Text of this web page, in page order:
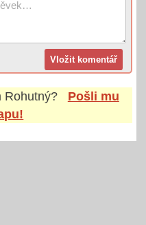
Rohutný?
Pošli mu